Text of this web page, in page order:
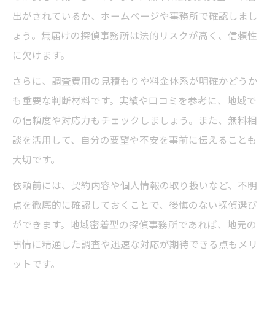
出がされているか、ホームページや事務所で確認しまし
ょう。無届けの探偵事務所は法的リスクが高く、信頼性
に欠けます。
さらに、調査費用の見積もりや料金体系が明確かどうか
も重要な判断材料です。実績や口コミを参考に、地域で
の信頼度や対応力もチェックしましょう。また、無料相
談を活用して、自分の要望や不安を事前に伝えることも
大切です。
依頼前には、契約内容や個人情報の取り扱いなど、不明
点を徹底的に確認しておくことで、後悔のない探偵選び
ができます。地域密着型の探偵事務所であれば、地元の
事情に精通した調査や迅速な対応が期待できる点もメリ
ットです。